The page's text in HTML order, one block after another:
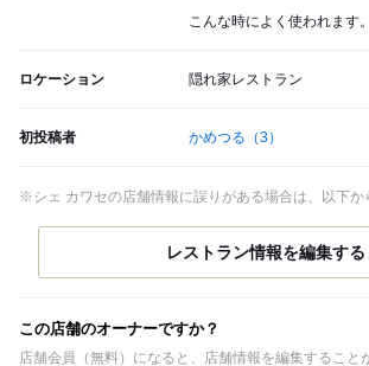
こんな時によく使われます。
ロケーション 隠れ家レストラン
初投稿者 かめつる （3）
※シェ カワセの店舗情報に誤りがある場合は、以下か
この店舗のオーナーですか？
店舗会員（無料）になると、店舗情報を編集すること